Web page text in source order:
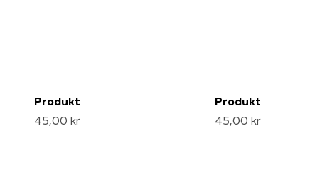
Produkt
45,00 kr
Produkt
45,00 kr